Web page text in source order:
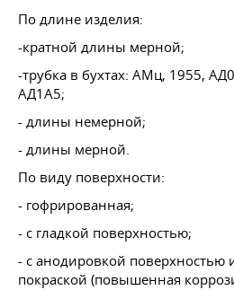
По длине изделия:
-кратной длины мерной;
-трубка в бухтах: АМц, 1955,
АД1А5;
- длины немерной;
- длины мерной.
По виду поверхности:
- гофрированная;
- с гладкой поверхностью;
- с анодировкой
покраской (повышенная